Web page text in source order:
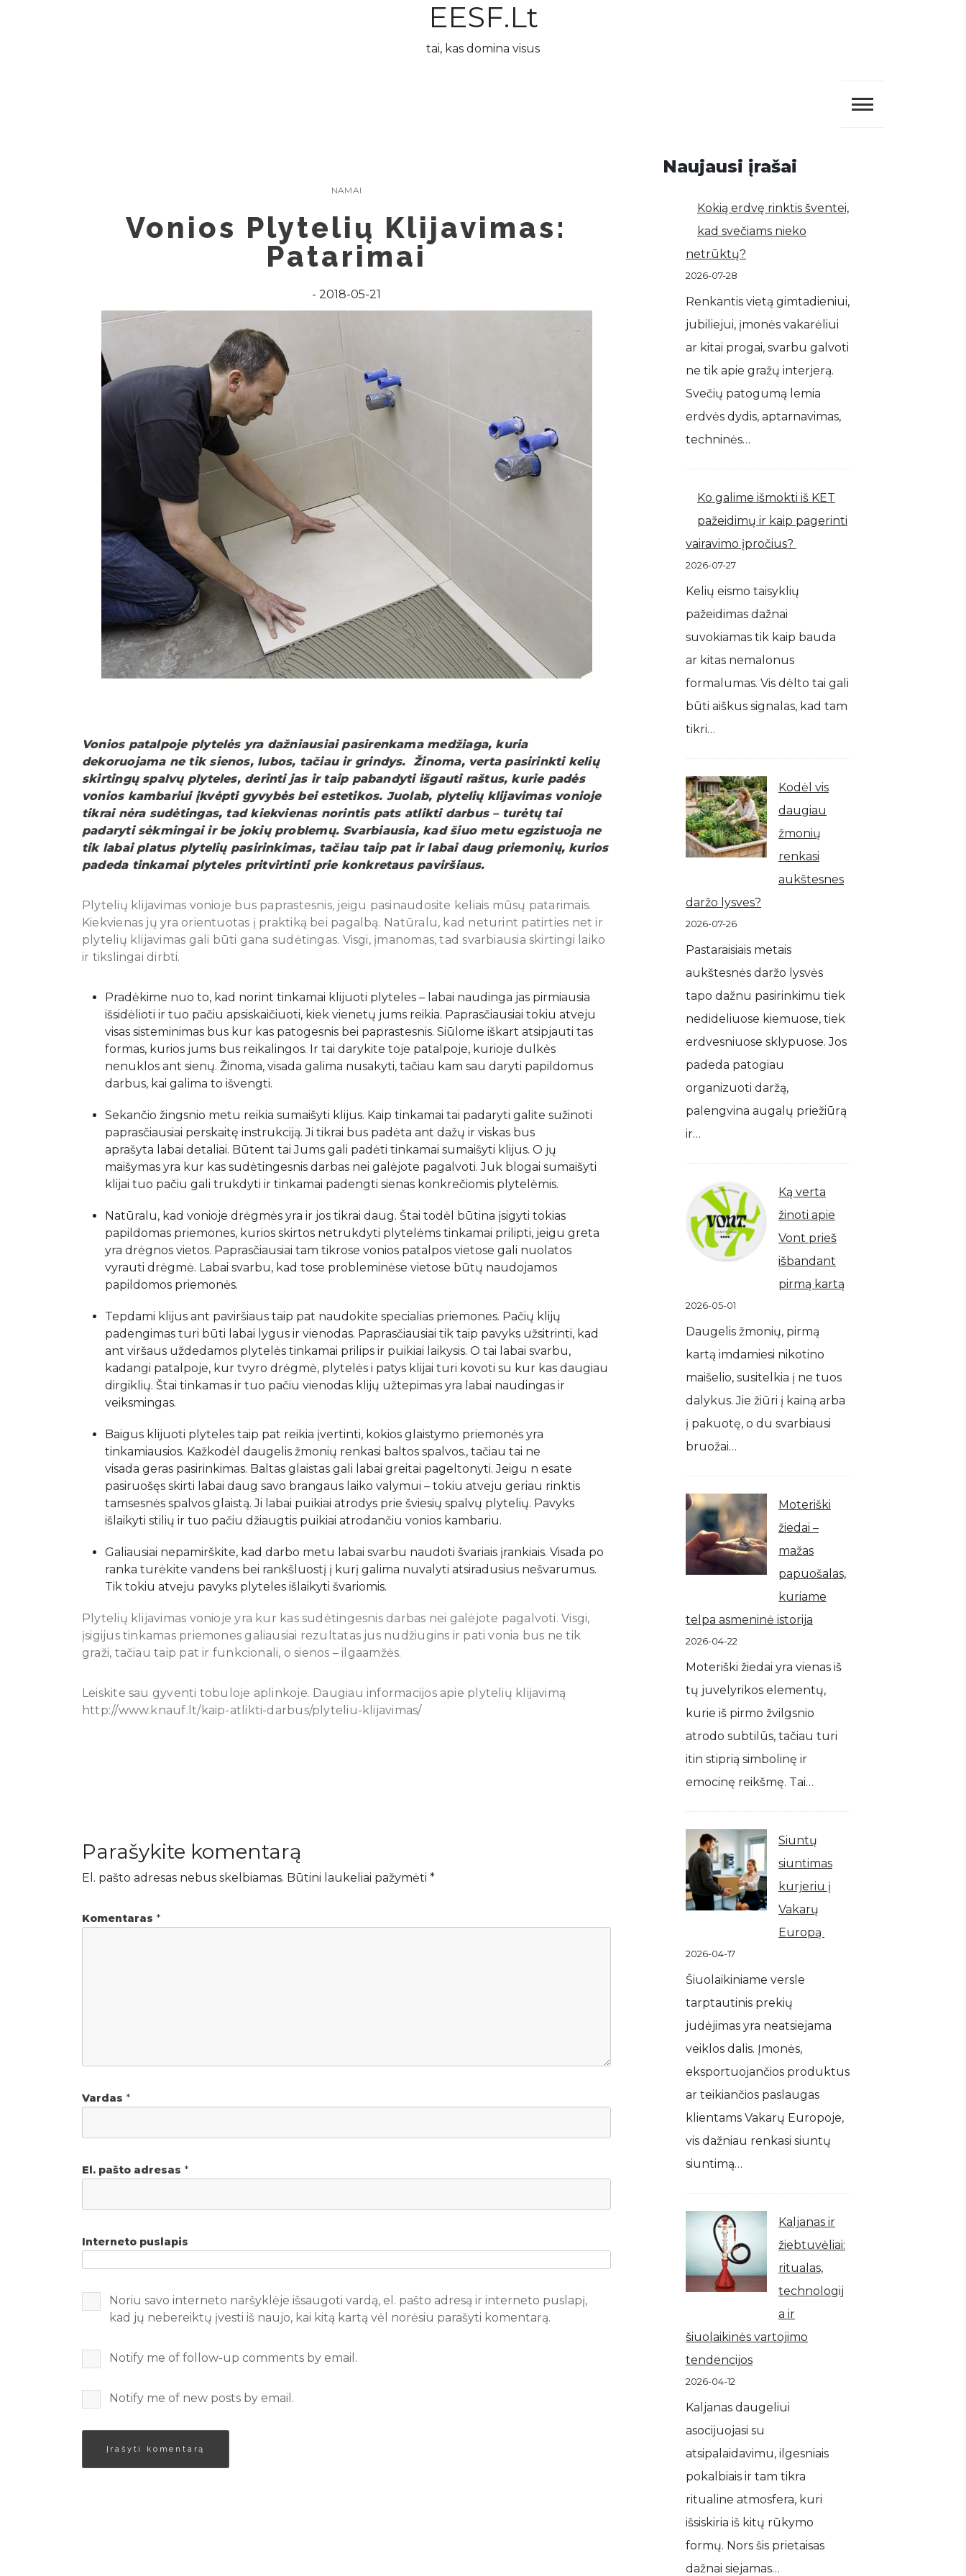
EESF.lt
tai, kas domina visus
NAMAI
Vonios Plytelių Klijavimas:
Patarimai
2018-05-21
Vonios patalpoje plytelės yra dažniausiai pasirenkama medžiaga, kuria
dekoruojama ne tik sienos, lubos, tačiau ir grindys. Žinoma, verta pasirinkti kelių
skirtingų spalvų plyteles, derinti jas ir taip pabandyti išgauti raštus, kurie padės
vonios kambariui įkvėpti gyvybės bei estetikos. Juolab, plytelių klijavimas vonioje
tikrai nėra sudėtingas, tad kiekvienas norintis pats atlikti darbus – turėtų tai
padaryti sėkmingai ir be jokių problemų. Svarbiausia, kad šiuo metu egzistuoja ne
tik labai platus plytelių pasirinkimas, tačiau taip pat ir labai daug priemonių, kurios
padeda tinkamai plyteles pritvirtinti prie konkretaus paviršiaus.
Plytelių klijavimas vonioje bus paprastesnis, jeigu pasinaudosite keliais mūsų patarimais.
Kiekvienas jų yra orientuotas į praktiką bei pagalbą. Natūralu, kad neturint patirties net ir
plytelių klijavimas gali būti gana sudėtingas. Visgi, įmanomas, tad svarbiausia skirtingi laiko
ir tikslingai dirbti.
Pradėkime nuo to, kad norint tinkamai klijuoti plyteles – labai naudinga jas pirmiausia
išsidėlioti ir tuo pačiu apsiskaičiuoti, kiek vienetų jums reikia. Paprasčiausiai tokiu atveju
visas sisteminimas bus kur kas patogesnis bei paprastesnis. Siūlome iškart atsipjauti tas
formas, kurios jums bus reikalingos. Ir tai darykite toje patalpoje, kurioje dulkės
nenuklos ant sienų. Žinoma, visada galima nusakyti, tačiau kam sau daryti papildomus
darbus, kai galima to išvengti.
Sekančio žingsnio metu reikia sumaišyti klijus. Kaip tinkamai tai padaryti galite sužinoti
paprasčiausiai perskaitę instrukciją. Ji tikrai bus padėta ant dažų ir viskas bus
aprašyta labai detaliai. Būtent tai Jums gali padėti tinkamai sumaišyti klijus. O jų
maišymas yra kur kas sudėtingesnis darbas nei galėjote pagalvoti. Juk blogai sumaišyti
klijai tuo pačiu gali trukdyti ir tinkamai padengti sienas konkrečiomis plytelėmis.
Natūralu, kad vonioje drėgmės yra ir jos tikrai daug. Štai todėl būtina įsigyti tokias
papildomas priemones, kurios skirtos netrukdyti plytelėms tinkamai prilipti, jeigu greta
yra drėgnos vietos. Paprasčiausiai tam tikrose vonios patalpos vietose gali nuolatos
vyrauti drėgmė. Labai svarbu, kad tose probleminėse vietose būtų naudojamos
papildomos priemonės.
Tepdami klijus ant paviršiaus taip pat naudokite specialias priemones. Pačių klijų
padengimas turi būti labai lygus ir vienodas. Paprasčiausiai tik taip pavyks užsitrinti, kad
ant viršaus uždedamos plytelės tinkamai prilips ir puikiai laikysis. O tai labai svarbu,
kadangi patalpoje, kur tvyro drėgmė, plytelės i patys klijai turi kovoti su kur kas daugiau
dirgiklių. Štai tinkamas ir tuo pačiu vienodas klijų užtepimas yra labai naudingas ir
veiksmingas.
Baigus klijuoti plyteles taip pat reikia įvertinti, kokios glaistymo priemonės yra
tinkamiausios. Kažkodėl daugelis žmonių renkasi baltos spalvos., tačiau tai ne
visada geras pasirinkimas. Baltas glaistas gali labai greitai pageltonyti. Jeigu n esate
pasiruošęs skirti labai daug savo brangaus laiko valymui – tokiu atveju geriau rinktis
tamsesnės spalvos glaistą. Ji labai puikiai atrodys prie šviesių spalvų plytelių. Pavyks
išlaikyti stilių ir tuo pačiu džiaugtis puikiai atrodančiu vonios kambariu.
Galiausiai nepamirškite, kad darbo metu labai svarbu naudoti švariais įrankiais. Visada po
ranka turėkite vandens bei rankšluostį į kurį galima nuvalyti atsiradusius nešvarumus.
Tik tokiu atveju pavyks plyteles išlaikyti švariomis.
Plytelių klijavimas vonioje yra kur kas sudėtingesnis darbas nei galėjote pagalvoti. Visgi,
įsigijus tinkamas priemones galiausiai rezultatas jus nudžiugins ir pati vonia bus ne tik
graži, tačiau taip pat ir funkcionali, o sienos – ilgaamžės.
Leiskite sau gyventi tobuloje aplinkoje. Daugiau informacijos apie plytelių klijavimą
http://www.knauf.lt/kaip-atlikti-darbus/plyteliu-klijavimas/
Parašykite komentarą
El. pašto adresas nebus skelbiamas. Būtini laukeliai pažymėti *
Komentaras *
Vardas *
El. pašto adresas *
Interneto puslapis
Noriu savo interneto naršyklėje išsaugoti vardą, el. pašto adresą ir interneto puslapį,
kad jų nebereiktų įvesti iš naujo, kai kitą kartą vėl norėsiu parašyti komentarą.
Notify me of follow-up comments by email.
Notify me of new posts by email.
Naujausi įrašai
Kokią erdvę rinktis šventei,
kad svečiams nieko
netrūktų?
2026-07-28
Renkantis vietą gimtadieniui,
jubiliejui, įmonės vakarėliui
ar kitai progai, svarbu galvoti
ne tik apie gražų interjerą.
Svečių patogumą lemia
erdvės dydis, aptarnavimas,
techninės…
Ko galime išmokti iš KET
pažeidimų ir kaip pagerinti
vairavimo įpročius?
2026-07-27
Kelių eismo taisyklių
pažeidimas dažnai
suvokiamas tik kaip bauda
ar kitas nemalonus
formalumas. Vis dėlto tai gali
būti aiškus signalas, kad tam
tikri…
Kodėl vis
daugiau
žmonių
renkasi
aukštesnes
daržo lysves?
2026-07-26
Pastaraisiais metais
aukštesnės daržo lysvės
tapo dažnu pasirinkimu tiek
nedideliuose kiemuose, tiek
erdvesniuose sklypuose. Jos
padeda patogiau
organizuoti daržą,
palengvina augalų priežiūrą
ir…
Ką verta
žinoti apie
Vont prieš
išbandant
pirmą kartą
2026-05-01
Daugelis žmonių, pirmą
kartą imdamiesi nikotino
maišelio, susitelkia į ne tuos
dalykus. Jie žiūri į kainą arba
į pakuotę, o du svarbiausi
bruožai…
Moteriški
žiedai –
mažas
papuošalas,
kuriame
telpa asmeninė istorija
2026-04-22
Moteriški žiedai yra vienas iš
tų juvelyrikos elementų,
kurie iš pirmo žvilgsnio
atrodo subtilūs, tačiau turi
itin stiprią simbolinę ir
emocinę reikšmę. Tai…
Siuntų
siuntimas
kurjeriu į
Vakarų
Europą
2026-04-17
Šiuolaikiniame versle
tarptautinis prekių
judėjimas yra neatsiejama
veiklos dalis. Įmonės,
eksportuojančios produktus
ar teikiančios paslaugas
klientams Vakarų Europoje,
vis dažniau renkasi siuntų
siuntimą…
Kaljanas ir
žiebtuvėliai:
ritualas,
technologij
a ir
šiuolaikinės vartojimo
tendencijos
2026-04-12
Kaljanas daugeliui
asocijuojasi su
atsipalaidavimu, ilgesniais
pokalbiais ir tam tikra
ritualine atmosfera, kuri
išsiskiria iš kitų rūkymo
formų. Nors šis prietaisas
dažnai siejamas…